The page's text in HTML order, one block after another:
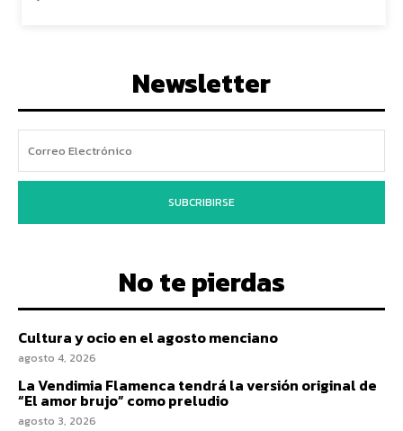
Newsletter
SUBCRIBIRSE
No te pierdas
Cultura y ocio en el agosto menciano
agosto 4, 2026
La Vendimia Flamenca tendrá la versión original de
“El amor brujo” como preludio
agosto 3, 2026